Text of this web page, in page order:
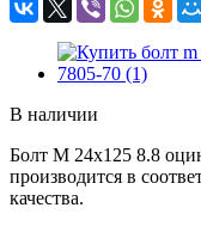
В наличии
Болт M 24x125 8.8
производится в
качества.